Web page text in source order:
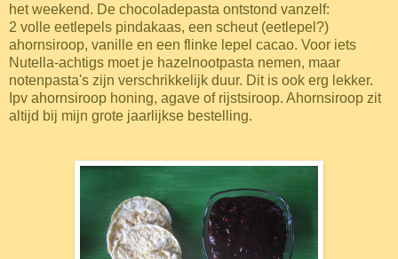
het weekend. De chocoladepasta ontstond vanzelf:
2 volle eetlepels pindakaas, een scheut (eetlepel?)
ahornsiroop, vanille en een flinke lepel cacao. Voor iets
Nutella-achtigs moet je hazelnootpasta nemen, maar
notenpasta's zijn verschrikkelijk duur. Dit is ook erg lekker.
Ipv ahornsiroop honing, agave of rijstsiroop. Ahornsiroop zit
altijd bij mijn grote jaarlijkse bestelling.